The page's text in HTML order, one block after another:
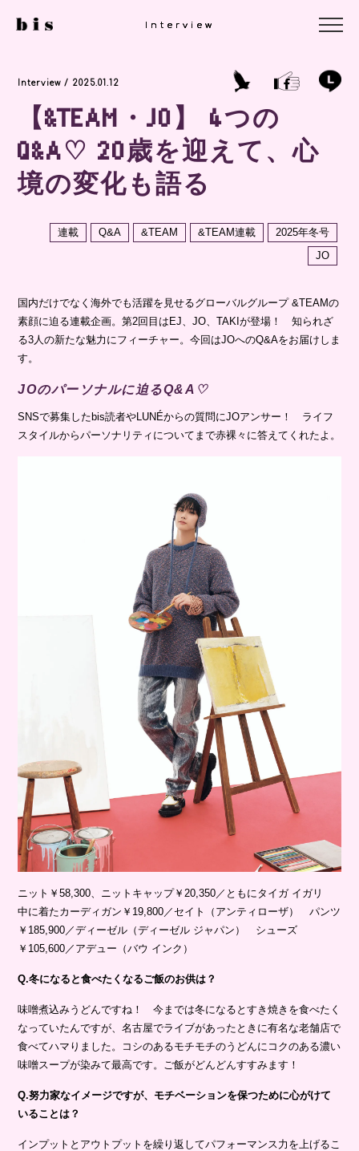
Interview
Interview / 2025.01.12
【&TEAM・JO】 4つの
Q&A♡ 20歳を迎えて、心
境の変化も語る
連載 Q&A &TEAM &TEAM連載
2025年冬号
JO
国内だけでなく海外でも活躍を見せるグローバルグループ &TEAMの
素顔に迫る連載企画。第2回目はEJ、JO、TAKIが登場！ 知られざ
る3人の新たな魅力にフィーチャー。今回はJOへのQ&Aをお届けしま
す。
JOのパーソナルに迫るQ&A♡
SNSで募集したbis読者やLUNÉからの質問にJOアンサー！ ライフ
スタイルからパーソナリティについてまで赤裸々に答えてくれたよ。
ニット￥58,300、ニットキャップ￥20,350／ともにタイガ イガリ
中に着たカーディガン￥19,800／セイト（アンティローザ） パンツ
￥185,900／ディーゼル（ディーゼル ジャパン） シューズ
￥105,600／アデュー（バウ インク）
Q.冬になると食べたくなるご飯のお供は？
味噌煮込みうどんですね！ 今までは冬になるとすき焼きを食べたく
なっていたんですが、名古屋でライブがあったときに有名な老舗店で
食べてハマりました。コシのあるモチモチのうどんにコクのある濃い
味噌スープが染みて最高です。ご飯がどんどんすすみます！
Q.努力家なイメージですが、モチベーションを保つために心がけて
いることは？
インプットとアウトプットを繰り返してパフォーマンス力を上げるこ
Interview
Interview